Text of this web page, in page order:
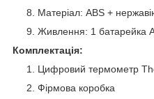
Матеріал: ABS +
Живлення: 1 батарейка
Комплектація:
Цифровий термометр
Фірмова коробка